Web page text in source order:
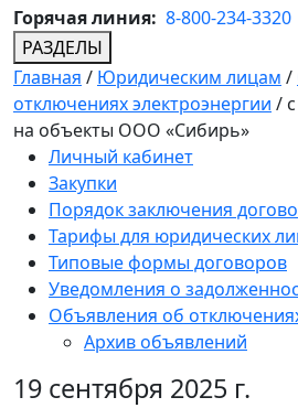
Горячая линия: 8-800-234-3320
РАЗДЕЛЫ
Главная / Юридическим лицам /
отключениях электроэнергии /
на объекты ООО «Сибирь»
Личный кабинет
Закупки
Порядок заключения
Тарифы для юридических
Типовые формы договоров
Уведомления о
Объявления об
Архив объявлений
19 сентября 2025 г.